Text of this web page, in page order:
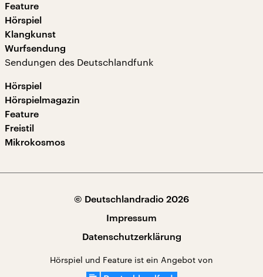
Feature
Hörspiel
Klangkunst
Wurfsendung
Sendungen des Deutschlandfunk
Hörspiel
Hörspielmagazin
Feature
Freistil
Mikrokosmos
© Deutschlandradio 2026
Impressum
Datenschutzerklärung
Hörspiel und Feature ist ein Angebot von